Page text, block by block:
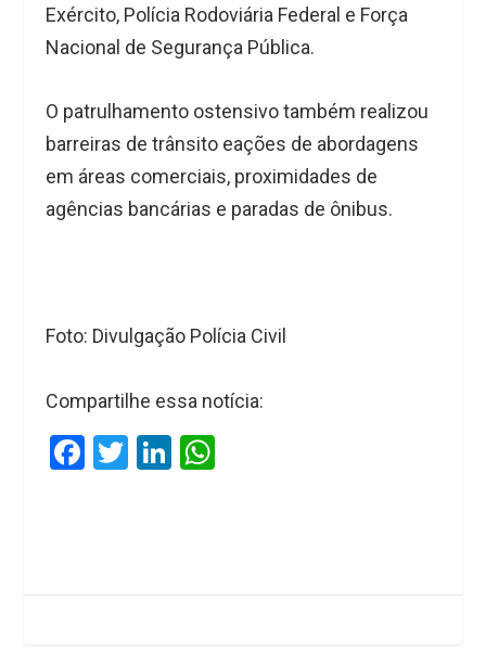
Exército, Polícia Rodoviária Federal e Força
Nacional de Segurança Pública.
O patrulhamento ostensivo também realizou
barreiras de trânsito eações de abordagens
em áreas comerciais, proximidades de
agências bancárias e paradas de ônibus.
Foto: Divulgação Polícia Civil
Compartilhe essa notícia:
F
o
T
Li
n
A